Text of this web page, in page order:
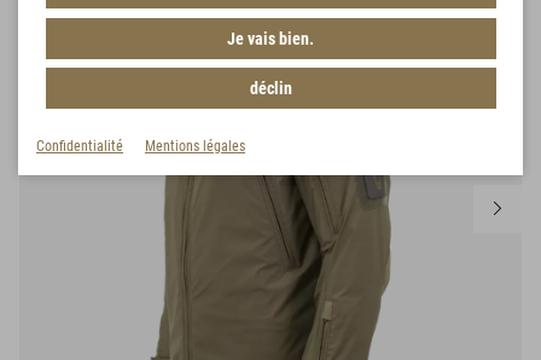
Je vais bien.
déclin
Confidentialité Mentions légales